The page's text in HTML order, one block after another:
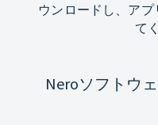
ウンロードし、ア
て
Neroソフトウ